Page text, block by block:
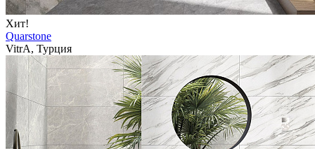
Хит!
Quarstone
VitrA, Турция